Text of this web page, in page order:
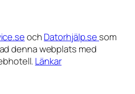
ochDatorhjälp.se som
denna webplats med
Länkar